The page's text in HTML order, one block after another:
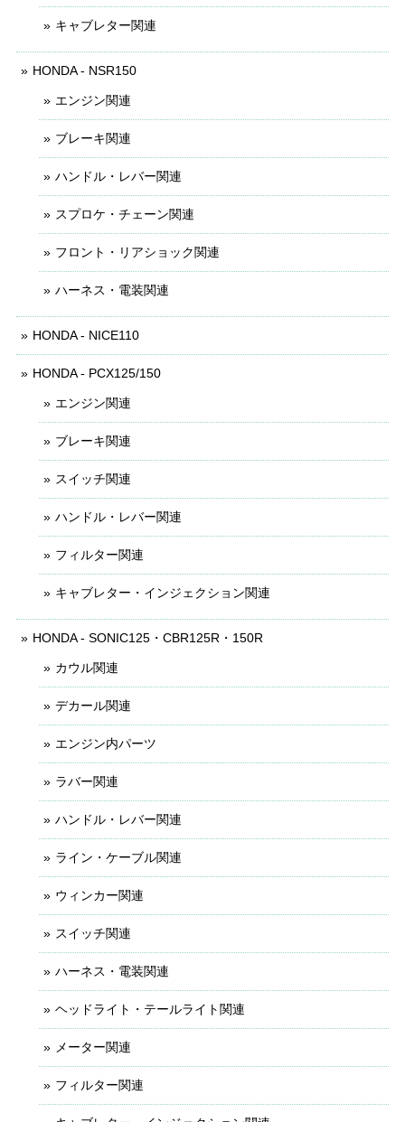
キャブレター関連
HONDA - NSR150
エンジン関連
ブレーキ関連
ハンドル・レバー関連
スプロケ・チェーン関連
フロント・リアショック関連
ハーネス・電装関連
HONDA - NICE110
HONDA - PCX125/150
エンジン関連
ブレーキ関連
スイッチ関連
ハンドル・レバー関連
フィルター関連
キャブレター・インジェクション関連
HONDA - SONIC125・CBR125R・150R
カウル関連
デカール関連
エンジン内パーツ
ラバー関連
ハンドル・レバー関連
ライン・ケーブル関連
ウィンカー関連
スイッチ関連
ハーネス・電装関連
ヘッドライト・テールライト関連
メーター関連
フィルター関連